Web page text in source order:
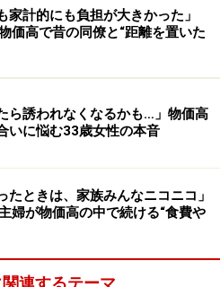
し、体を動かすことが心地よ
もきつく疲れる日々です。し
カニズムなど学ぶことが多く
す。
とことん試してみて、自分な
吐くように自然にできるよう
の健康や女性らしい美しさを
ルとして組み込まれた生活が
感じています。それまではし
ていきたいです。
家計的にも負担が大きかった」
価高で昔の同僚と“距離を置いた
ら誘われなくなるかも…」物価高
いに悩む33歳女性の本音
たときは、家族みんなニコニコ」
婦が物価高の中で続ける“食費や
連するテーマ